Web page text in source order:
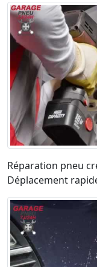
Réparation pneu
Déplacement